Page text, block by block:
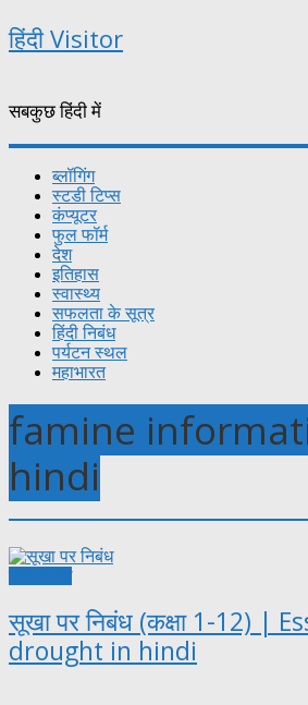
हिंदी Visitor
सबकुछ हिंदी में
ब्लॉगिंग
स्टडी टिप्स
कंप्यूटर
फुल फॉर्म
देश
इतिहास
स्वास्थ्य
सफलता के सूत्र
हिंदी निबंध
पर्यटन स्थल
महाभारत
famine
hindi
सूखा पर निबंध (कक्षा 1-12) |
drought in hindi